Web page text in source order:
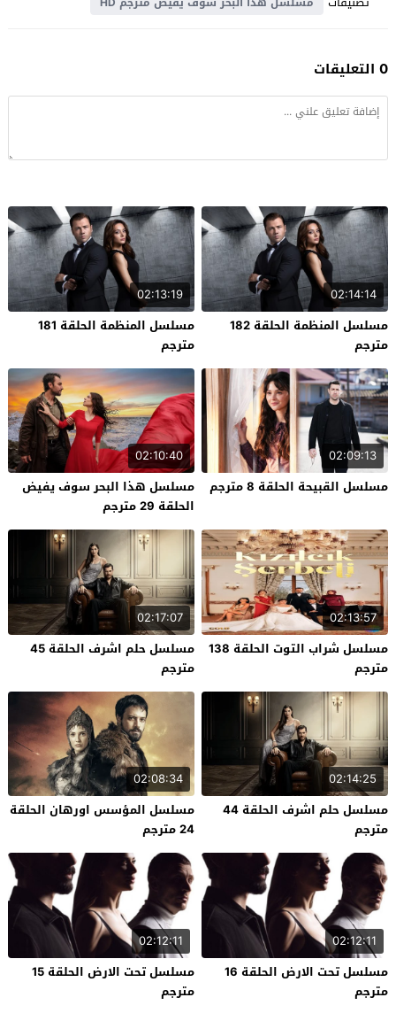
0 التعليقات
02:14:14
مسلسل المنظمة الحلقة 182
مترجم
02:13:19
مسلسل المنظمة الحلقة 181
مترجم
02:09:13
مسلسل القبيحة الحلقة 8 مترجم
02:10:40
مسلسل هذا البحر سوف يفيض
الحلقة 29 مترجم
02:13:57
مسلسل شراب التوت الحلقة 138
مترجم
02:17:07
مسلسل حلم اشرف الحلقة 45
مترجم
02:14:25
مسلسل حلم اشرف الحلقة 44
مترجم
02:08:34
مسلسل المؤسس اورهان الحلقة
24 مترجم
02:12:11
مسلسل تحت الارض الحلقة 16
مترجم
02:12:11
مسلسل تحت الارض الحلقة 15
مترجم